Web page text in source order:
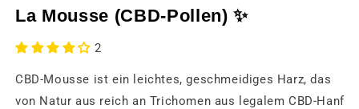
1
in
modalen
Fenster
La Mousse (CBD-Pollen) ✨
2
CBD-Mousse ist ein leichtes, geschmeidiges Harz, das
von Natur aus reich an Trichomen aus legalem CBD-Hanf